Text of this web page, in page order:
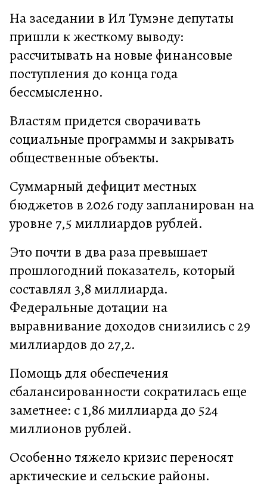
На заседании в Ил Тумэне депутаты
пришли к жесткому выводу:
рассчитывать на новые финансовые
поступления до конца года
бессмысленно.
Властям придется сворачивать
социальные программы и закрывать
общественные объекты.
Суммарный дефицит местных
бюджетов в 2026 году запланирован на
уровне 7,5 миллиардов рублей.
Это почти в два раза превышает
прошлогодний показатель, который
составлял 3,8 миллиарда.
Федеральные дотации на
выравнивание доходов снизились с 29
миллиардов до 27,2.
Помощь для обеспечения
сбалансированности сократилась еще
заметнее: с 1,86 миллиарда до 524
миллионов рублей.
Особенно тяжело кризис переносят
арктические и сельские районы.